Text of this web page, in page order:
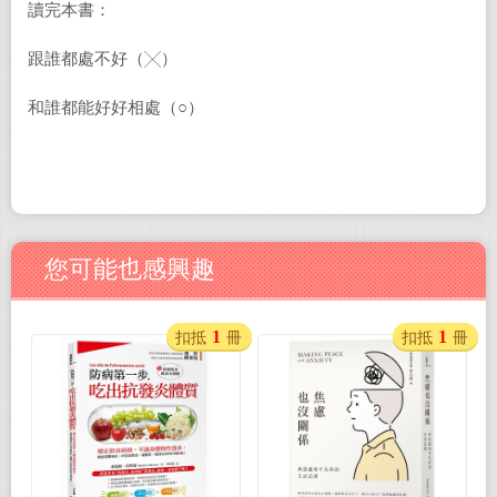
讀完本書：
跟誰都處不好（╳）
和誰都能好好相處（○）
您可能也感興趣
扣抵 1 冊 扣抵 1 冊